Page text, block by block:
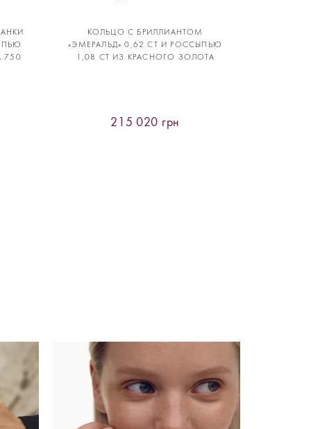
750
КОЛЬЦО С БРИЛЛИАНТОМ
«ЭМЕРАЛЬД» 0,62 CT И РОССЫПЬЮ
1,08 CT ИЗ КРАСНОГО ЗОЛОТА
215 020 грн